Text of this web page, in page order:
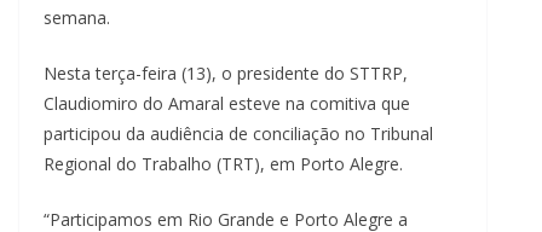
semana.
Nesta terça-feira (13), o presidente do STTRP,
Claudiomiro do Amaral esteve na comitiva que
participou da audiência de conciliação no Tribunal
Regional do Trabalho (TRT), em Porto Alegre.
“Participamos em Rio Grande e Porto Alegre a